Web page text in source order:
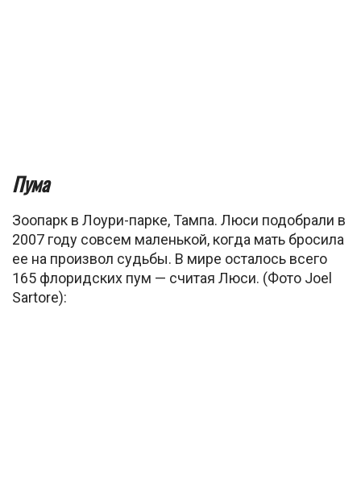
Пума
Зоопарк в Лоури-парке, Тампа. Люси подобрали в
2007 году совсем маленькой, когда мать бросила
ее на произвол судьбы. В мире осталось всего
165 флоридских пум — считая Люси. (Фото Joel
Sartore):